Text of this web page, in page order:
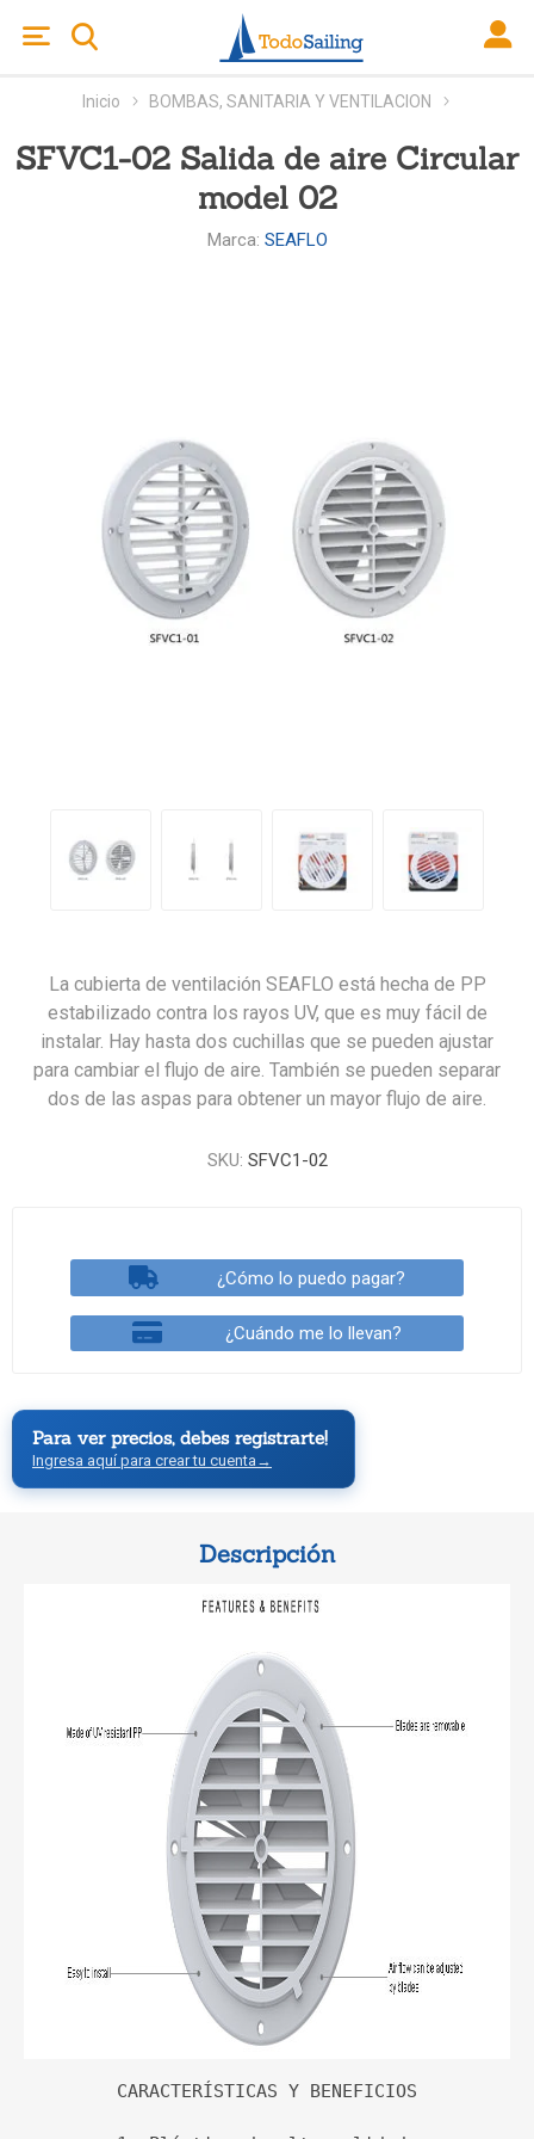
Inicio BOMBAS, SANITARIA Y VENTILACION
SFVC1-02 Salida de aire Circular
model 02
Marca: SEAFLO
La cubierta de ventilación SEAFLO está hecha de PP
estabilizado contra los rayos UV, que es muy fácil de
instalar. Hay hasta dos cuchillas que se pueden ajustar
para cambiar el flujo de aire. También se pueden separar
dos de las aspas para obtener un mayor flujo de aire.
SKU: SFVC1-02
¿Cómo lo puedo pagar?
¿Cuándo me lo llevan?
Para ver precios, debes registrarte!
Ingresa aquí para crear tu cuenta →
Descripción
CARACTERÍSTICAS Y BENEFICIOS